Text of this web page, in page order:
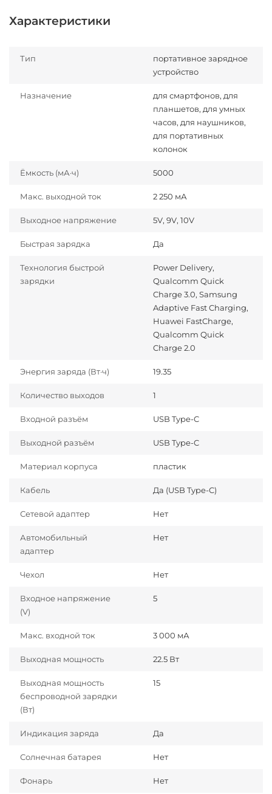
Характеристики
Тип
портативное зарядное
устройство
Назначение
для смартфонов, для
планшетов, для умных
часов, для наушников,
для портативных
колонок
Ёмкость (мА·ч) 5000
Макс. выходной ток 2 250 мА
Выходное напряжение 5V, 9V, 10V
Быстрая зарядка Да
Технология быстрой
зарядки
Power Delivery,
Qualcomm Quick
Charge 3.0, Samsung
Adaptive Fast Charging,
Huawei FastCharge,
Qualcomm Quick
Charge 2.0
Энергия заряда (Вт·ч) 19.35
Количество выходов 1
Входной разъём USB Type-C
Выходной разъём USB Type-C
Материал корпуса пластик
Кабель Да (USB Type-C)
Сетевой адаптер Нет
Автомобильный
адаптер
Нет
Чехол Нет
Входное напряжение
(V)
5
Макс. входной ток 3 000 мА
Выходная мощность 22.5 Вт
Выходная мощность
беспроводной зарядки
(Вт)
15
Индикация заряда Да
Солнечная батарея Нет
Фонарь Нет